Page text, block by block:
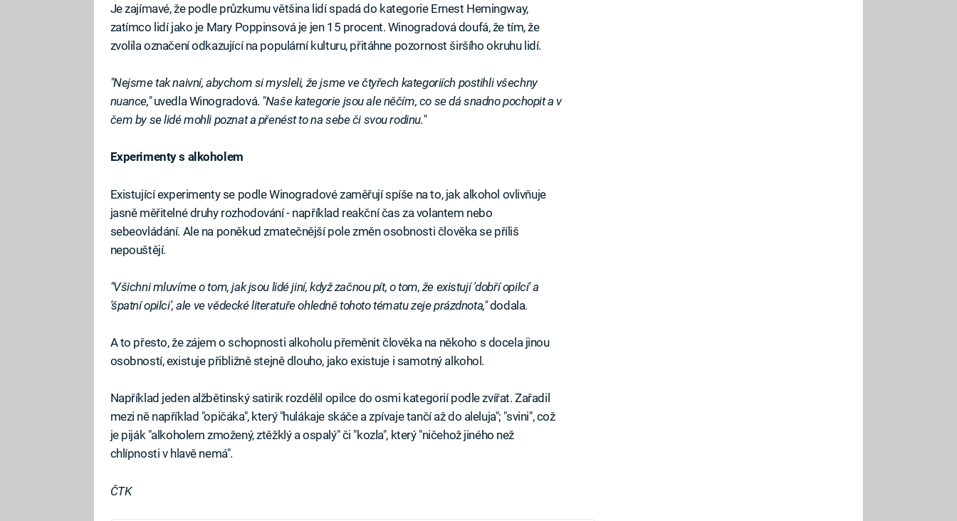
Je zajímavé, že podle průzkumu většina lidí spadá do kategorie Ernest Hemingway,
zatímco lidí jako je Mary Poppinsová je jen 15 procent. Winogradová doufá, že tím, že
zvolila označení odkazující na populární kulturu, přitáhne pozornost širšího okruhu lidí.
"Nejsme tak naivní, abychom si mysleli, že jsme ve čtyřech kategoriích postihli všechny
nuance,"uvedla Winogradová. "Naše kategorie jsou ale něčím, co se dá snadno pochopit a v
čem by se lidé mohli poznat a přenést to na sebe či svou rodinu."
Experimenty s alkoholem
Existující experimenty se podle Winogradové zaměřují spíše na to, jak alkohol ovlivňuje
jasně měřitelné druhy rozhodování - například reakční čas za volantem nebo
sebeovládání. Ale na poněkud zmatečnější pole změn osobnosti člověka se příliš
nepouštějí.
"Všichni mluvíme o tom, jak jsou lidé jiní, když začnou pít, o tom, že existují 'dobří opilci' a
'špatní opilci', ale ve vědecké literatuře ohledně tohoto tématu zeje prázdnota,"dodala.
A to přesto, že zájem o schopnosti alkoholu přeměnit člověka na někoho s docela jinou
osobností, existuje přibližně stejně dlouho, jako existuje i samotný alkohol.
Například jeden alžbětinský satirik rozdělil opilce do osmi kategorií podle zvířat. Zařadil
mezi ně například "opičáka", který "hulákaje skáče a zpívaje tančí až do aleluja"; "svini", což
je piják "alkoholem zmožený, ztěžklý a ospalý" či "kozla", který "ničehož jiného než
chlípnosti v hlavě nemá".
ČTK